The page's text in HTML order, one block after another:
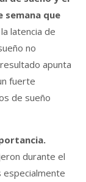
semana que
latencia de
no
apunta
fuerte
de sueño
durante el
especialmente